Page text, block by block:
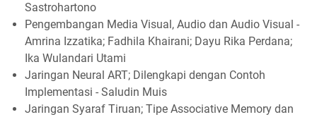
Sastrohartono
Pengembangan Media Visual, Audio dan Audio Visual -
Amrina Izzatika; Fadhila Khairani; Dayu Rika Perdana;
Ika Wulandari Utami
Jaringan Neural ART; Dilengkapi dengan Contoh
Implementasi - Saludin Muis
Jaringan Syaraf Tiruan; Tipe Associative Memory dan